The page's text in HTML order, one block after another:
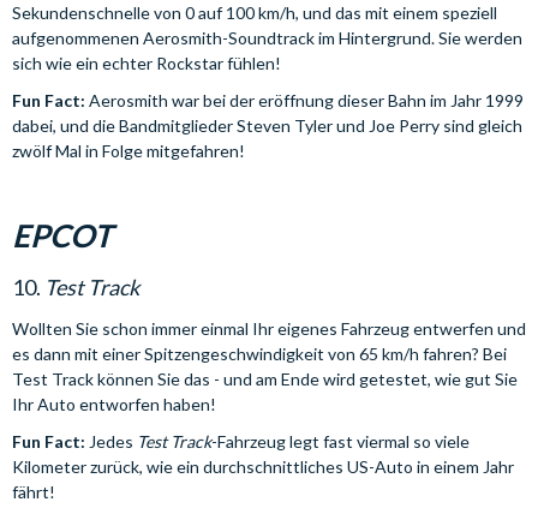
Sekundenschnelle von 0 auf 100 km/h, und das mit einem speziell
aufgenommenen Aerosmith-Soundtrack im Hintergrund. Sie werden
sich wie ein echter Rockstar fühlen!
Fun Fact: Aerosmith war bei der eröffnung dieser Bahn im Jahr 1999
dabei, und die Bandmitglieder Steven Tyler und Joe Perry sind gleich
zwölf Mal in Folge mitgefahren!
EPCOT
10. Test Track
Wollten Sie schon immer einmal Ihr eigenes Fahrzeug entwerfen und
es dann mit einer Spitzengeschwindigkeit von 65 km/h fahren? Bei
Test Track können Sie das - und am Ende wird getestet, wie gut Sie
Ihr Auto entworfen haben!
Fun Fact: Jedes Test Track-Fahrzeug legt fast viermal so viele
Kilometer zurück, wie ein durchschnittliches US-Auto in einem Jahr
fährt!